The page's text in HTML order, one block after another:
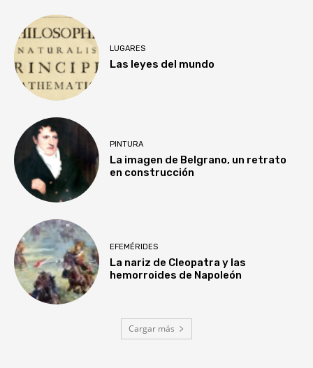
LUGARES
Las leyes del mundo
PINTURA
La imagen de Belgrano, un retrato
en construcción
EFEMÉRIDES
La nariz de Cleopatra y las
hemorroides de Napoleón
Cargar más